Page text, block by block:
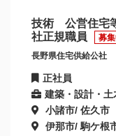
技術 公営住宅
社正規職員
募
長野県住宅供給公社
正社員
建築・設計・土
小諸市/ 佐久市
伊那市/ 駒ケ根